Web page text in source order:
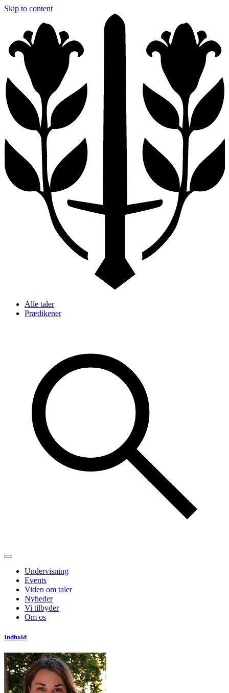
Skip to content
Alle taler
Prædikener
Undervisning
Events
Viden om taler
Nyheder
Vi tilbyder
Om os
Indhold